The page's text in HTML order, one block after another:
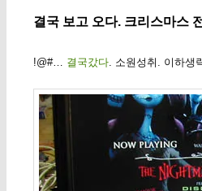
결국 보고 오다. 크리스마스
!@#… 결국갔다. 소원성취. 이하생